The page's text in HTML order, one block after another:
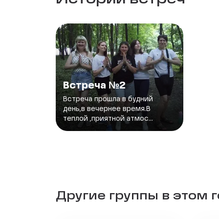
Встреча №2
Встреча прошла в будний
день,в вечернее время.В
теплой ,приятной атмос...
Другие группы в этом